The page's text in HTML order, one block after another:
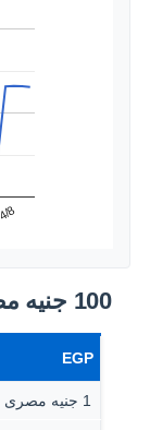
4/8
100 جنيه مصري كم ليرة سورية اليوم؟
EGP
1 جنيه مصرى